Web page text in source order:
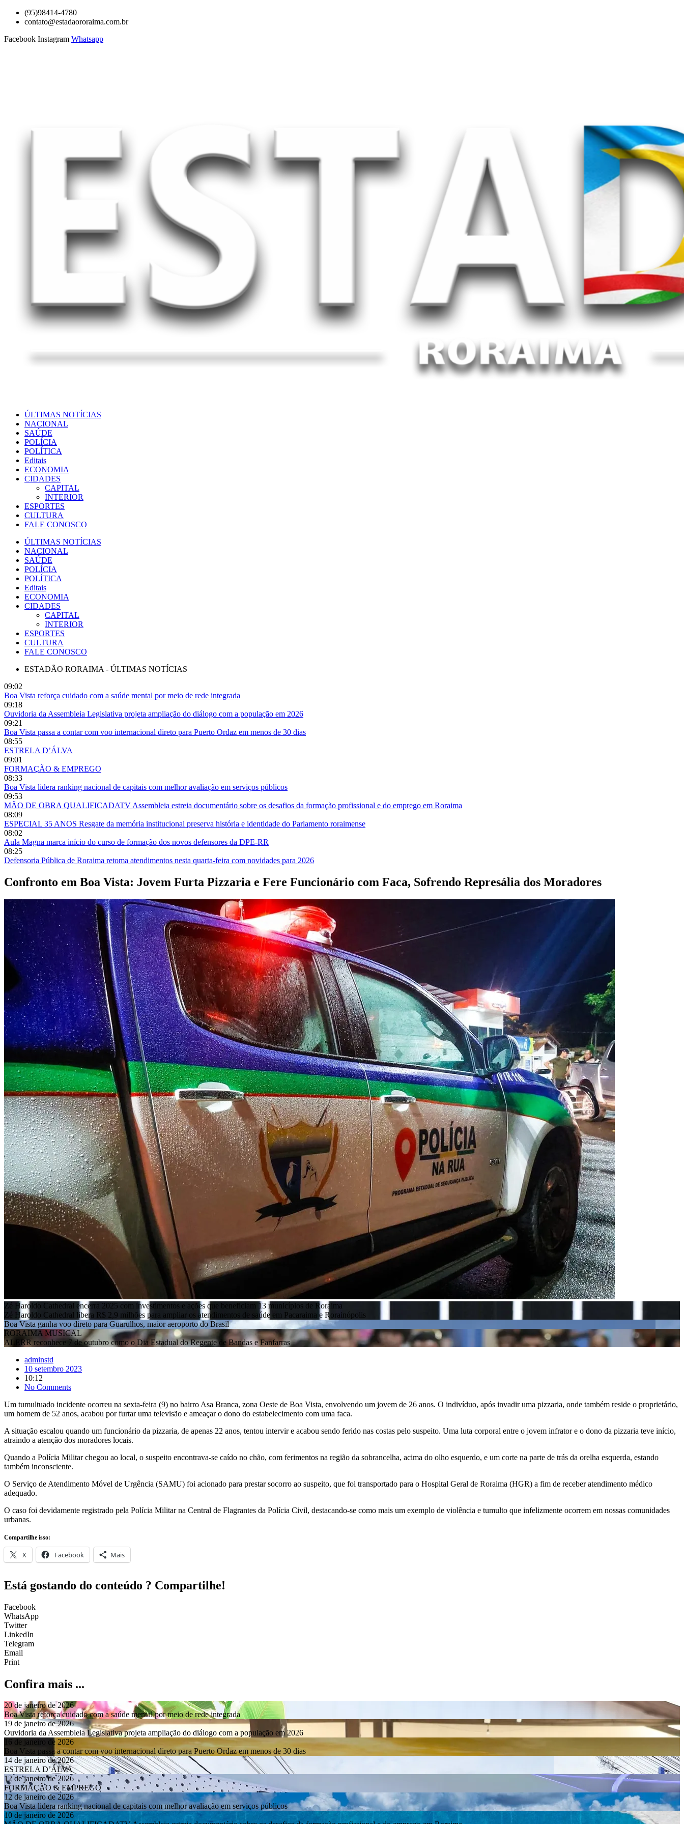
para
conteúdo
(95)98414-4780
contato@estadaororaima.com.br
Facebook Instagram Whatsapp
ÚLTIMAS NOTÍCIAS
NACIONAL
SAÚDE
POLÍCIA
POLÍTICA
Editais
ECONOMIA
CIDADES
CAPITAL
INTERIOR
ESPORTES
CULTURA
FALE CONOSCO
ÚLTIMAS NOTÍCIAS
NACIONAL
SAÚDE
POLÍCIA
POLÍTICA
Editais
ECONOMIA
CIDADES
CAPITAL
INTERIOR
ESPORTES
CULTURA
FALE CONOSCO
ESTADÃO RORAIMA - ÚLTIMAS NOTÍCIAS
09:02
Boa Vista reforça cuidado com a saúde mental por meio de rede integrada
09:18
Ouvidoria da Assembleia Legislativa projeta ampliação do diálogo com a população em 2026
09:21
Boa Vista passa a contar com voo internacional direto para Puerto Ordaz em menos de 30 dias
08:55
ESTRELA D’ÁLVA
09:01
FORMAÇÃO & EMPREGO
08:33
Boa Vista lidera ranking nacional de capitais com melhor avaliação em serviços públicos
09:53
MÃO DE OBRA QUALIFICADATV Assembleia estreia documentário sobre os desafios da formação profissional e do emprego em Roraima
08:09
ESPECIAL 35 ANOS Resgate da memória institucional preserva história e identidade do Parlamento roraimense
08:02
Aula Magna marca início do curso de formação dos novos defensores da DPE-RR
08:25
Defensoria Pública de Roraima retoma atendimentos nesta quarta-feira com novidades para 2026
Confronto em Boa Vista: Jovem Furta Pizzaria e Fere Funcionário com Faca, Sofrendo Represália dos Moradores
Zé Haroldo Cathedral encerra 2025 com investimentos e ações que beneficiam 13 municípios de Roraima
Zé Haroldo Cathedral libera R$ 2,9 milhões para ampliar os atendimentos de saúde em Pacaraima e Rorainópolis
Boa Vista ganha voo direto para Guarulhos, maior aeroporto do Brasil
RORAIMA MUSICAL
ALERR reconhece 7 de outubro como o Dia Estadual do Regente de Bandas e Fanfarras
adminstd
10 setembro 2023
10:12
No Comments
Um tumultuado incidente ocorreu na sexta-feira (9) no bairro Asa Branca, zona Oeste de Boa Vista, envolvendo um jovem de 26 anos. O indivíduo, após invadir uma pizzaria, onde também reside o proprietário,
um homem de 52 anos, acabou por furtar uma televisão e ameaçar o dono do estabelecimento com uma faca.
A situação escalou quando um funcionário da pizzaria, de apenas 22 anos, tentou intervir e acabou sendo ferido nas costas pelo suspeito. Uma luta corporal entre o jovem infrator e o dono da pizzaria teve início,
atraindo a atenção dos moradores locais.
Quando a Polícia Militar chegou ao local, o suspeito encontrava-se caído no chão, com ferimentos na região da sobrancelha, acima do olho esquerdo, e um corte na parte de trás da orelha esquerda, estando
também inconsciente.
O Serviço de Atendimento Móvel de Urgência (SAMU) foi acionado para prestar socorro ao suspeito, que foi transportado para o Hospital Geral de Roraima (HGR) a fim de receber atendimento médico
adequado.
O caso foi devidamente registrado pela Polícia Militar na Central de Flagrantes da Polícia Civil, destacando-se como mais um exemplo de violência e tumulto que infelizmente ocorrem em nossas comunidades
urbanas.
Compartilhe isso:
X Facebook Mais
Está gostando do conteúdo ? Compartilhe!
Facebook
WhatsApp
Twitter
LinkedIn
Telegram
Email
Print
Confira mais ...
20 de janeiro de 2026
Boa Vista reforça cuidado com a saúde mental por meio de rede integrada
19 de janeiro de 2026
Ouvidoria da Assembleia Legislativa projeta ampliação do diálogo com a população em 2026
16 de janeiro de 2026
Boa Vista passa a contar com voo internacional direto para Puerto Ordaz em menos de 30 dias
14 de janeiro de 2026
ESTRELA D’ÁLVA
12 de janeiro de 2026
FORMAÇÃO & EMPREGO
12 de janeiro de 2026
Boa Vista lidera ranking nacional de capitais com melhor avaliação em serviços públicos
10 de janeiro de 2026